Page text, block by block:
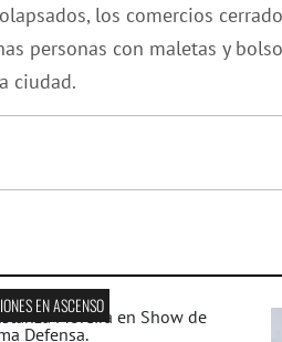
los comercios
personas con maletas y
ciudad.
EN ASCENSO